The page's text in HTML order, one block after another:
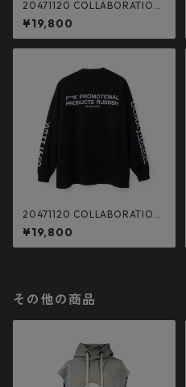
20471120 COLLABORATION
L/S TEE _3 (RED×YELLOW)
¥19,800
20471120 COLLABORATION
L/S TEE _1 (BLK×WHT）
¥19,800
その他の商品